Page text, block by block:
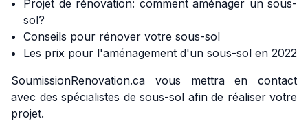
Projet de rénovation: comment aménager un sous-
sol?
Conseils pour rénover votre sous-sol
Les prix pour l'aménagement d'un sous-sol en 2022
SoumissionRenovation.ca vous mettra en contact
avec des spécialistes de sous-sol afin de réaliser votre
projet.